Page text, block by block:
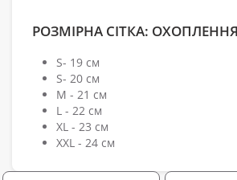
РОЗМІРНА СІТКА:
S- 19 см
S- 20 см
M - 21 см
L - 22 см
XL - 23 см
XXL - 24 см